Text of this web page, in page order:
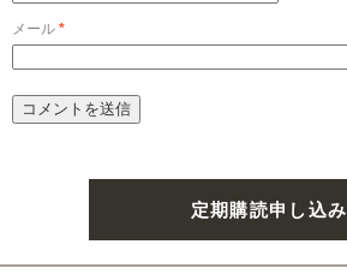
メール *
定期購読申し込み